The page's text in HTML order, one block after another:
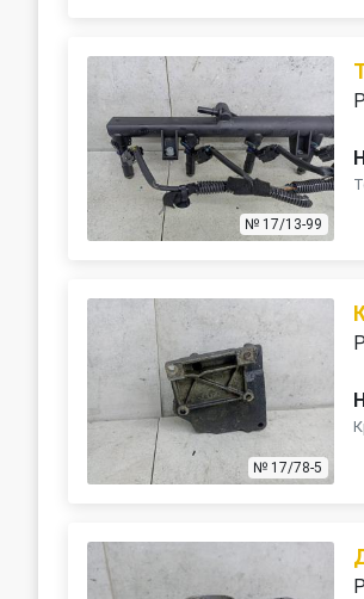
№ 17/13-99
№ 17/78-5